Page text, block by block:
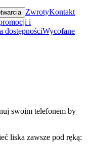
ZwrotyKontakt
i
dostępnościWycofane
swoim telefonem by
liska zawsze pod ręką: